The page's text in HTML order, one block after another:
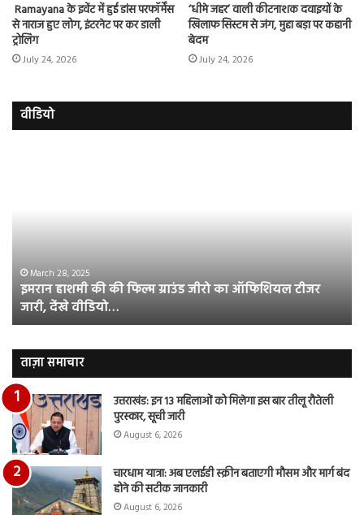
Ramayana के इवेंट में हुई डांस परफॉर्मेंस
से नाराज हुए लोग, इंटरनेट पर कर डाली
ट्रोलिंग
July 24, 2026
‘धीमे जहर’ वाली कीटनाशक दवाइयों के
खिलाफ सिस्टम से जंग, मुद्दा बड़ा पर कहानी
बेदम
July 24, 2026
वीडियो
का
ऑफिशियल
टीजर
जारी,
वीडियो…
March 28, 2025
इमरान हाशमी की की फिल्म ग्राउंड जीरो का ऑफिशियल टीजर
जारी, देंखे वीडियो…
ताज़ा समाचार
उत्तराखंड: इन 13 महिलाओं को मिलेगा इस बार तीलू रौतेली
पुरस्कार, सूची जारी
August 6, 2026
चारधाम यात्रा: अब एलईडी स्क्रीन बताएगी मौसम और मार्ग बंद
होने की सटीक जानकारी
August 6, 2026